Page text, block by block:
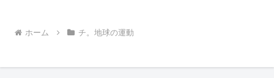
ホーム チ。地球の運動